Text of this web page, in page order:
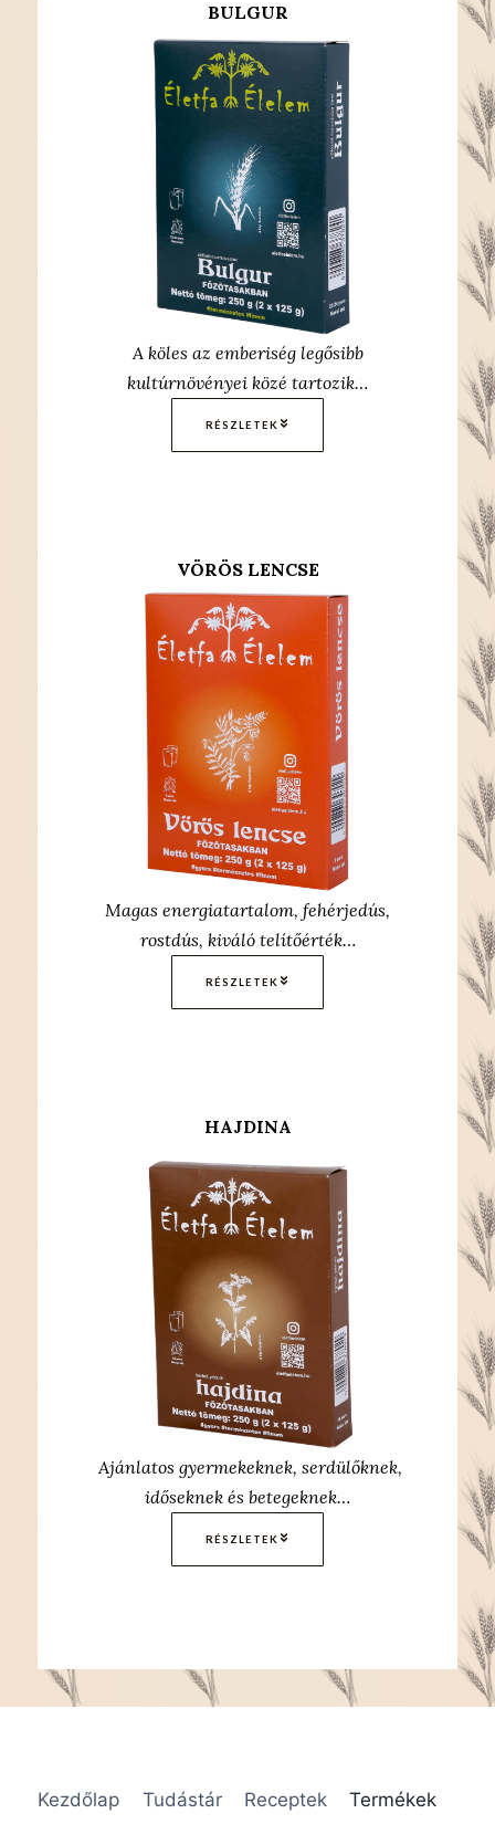
BULGUR
A köles az emberiség legősibb
kultúrnövényei közé tartozik…
RÉSZLETEK
VÖRÖS LENCSE
Magas energiatartalom, fehérjedús,
rostdús, kiváló telítőérték…
RÉSZLETEK
HAJDINA
Ajánlatos gyermekeknek, serdülőknek,
időseknek és betegeknek…
RÉSZLETEK
Kezdőlap Tudástár Receptek Termékek